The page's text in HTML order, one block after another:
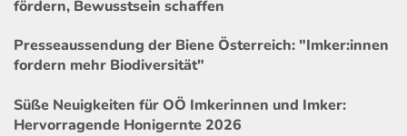
fördern, Bewusstsein schaffen
Presseaussendung der Biene Österreich: "Imker:innen
fordern mehr Biodiversität"
Süße Neuigkeiten für OÖ Imkerinnen und Imker:
Hervorragende Honigernte 2026